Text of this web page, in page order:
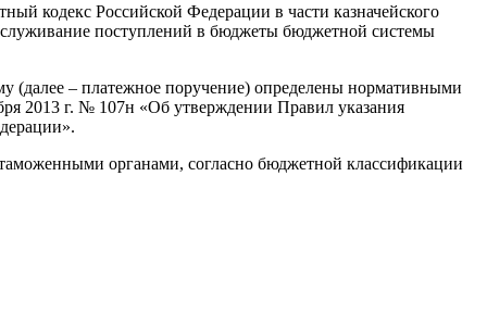
кодекс Российской Федерации в части казначейского
поступлений в бюджеты бюджетной системы
(далее – платежное поручение) определены нормативными
2013 г. № 107н «Об утверждении Правил указания
органами, согласно бюджетной классификации